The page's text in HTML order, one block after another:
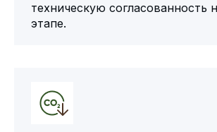
техническую согласованность
этапе.